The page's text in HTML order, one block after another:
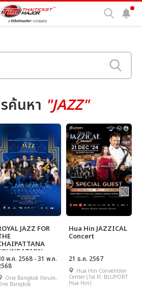
ค้นหา "JAZZ"
JAZZ FOR
พ.ค. 2568 - 31 พ.ค.
One Bangkok Forum,
Bangkok
Hua Hin JAZZICAL
Concert
21 ธ.ค. 2567
Hua Hin Convention
Center (1st Fl. BLUPORT
Hua Hin)